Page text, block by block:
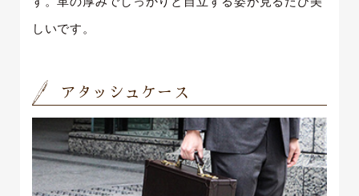
しいです。
アタッシュケース